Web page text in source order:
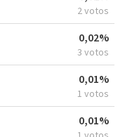
2 votos
0,02%
3 votos
0,01%
1 votos
0,01%